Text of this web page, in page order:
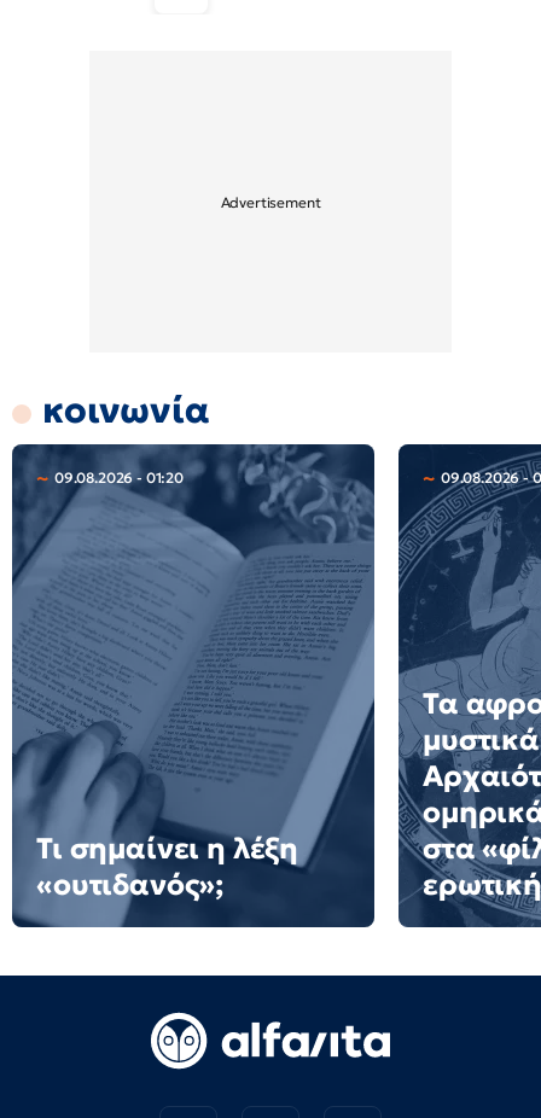
κοινωνία
09.08.2026 - 01:20
Τι σημαίνει η λέξη
«ουτιδανός»;
09.08.2026 -
Τα
στα